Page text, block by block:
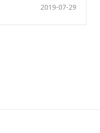
2019-07-29